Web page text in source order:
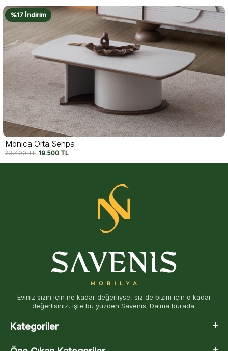
%17 İndirim
Monica Orta Sehpa
23.490TL 19.500 TL
Eviniz sizin için ne kadar değerliyse, siz de bizim için o kadar
değerlisiniz, işte bu yüzden Savenis. Daima burada.
Kategoriler